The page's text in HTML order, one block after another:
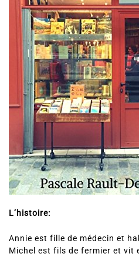
L’histoire:
Annie est fille de médecin et
Michel est fils de fermier et vit